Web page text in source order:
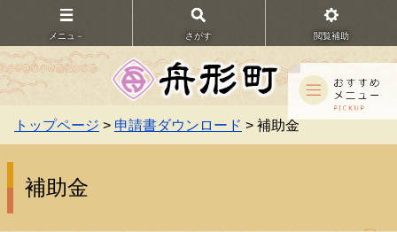
メニュ－ さがす 閲覧補助
トップページ > 申請書ダウンロード > 補助金
補助金